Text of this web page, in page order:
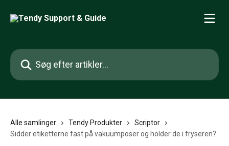
Søg efter artikler...
Alle samlinger Tendy Produkter
Scriptor
Sidder etiketterne fast på vakuumposer og holder de i fryseren?